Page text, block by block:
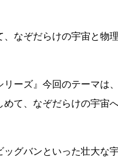
、なぞだらけの宇宙と物
リーズ』今回のテーマは
めて、なぞだらけの宇宙
ッグバンといった壮大な